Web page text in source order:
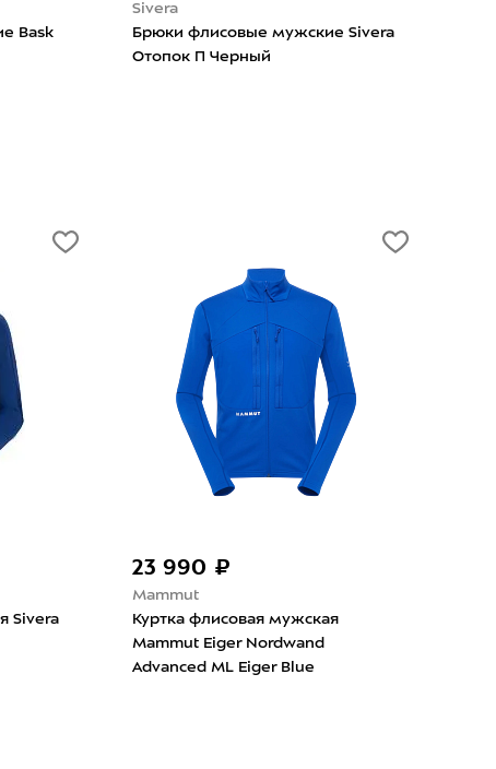
Bask
Sivera
Брюки флисовые мужские Sivera
Отопок П Черный
Sivera
23 990 ₽
Mammut
Куртка флисовая мужская
Mammut Eiger Nordwand
Advanced ML Eiger Blue